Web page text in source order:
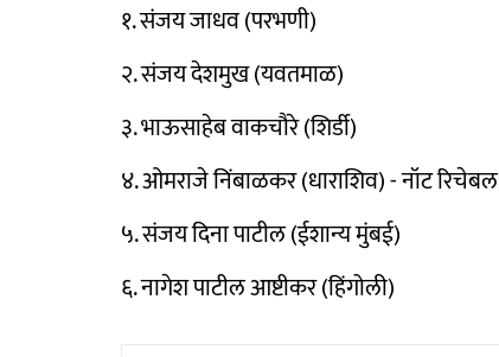
१. संजय जाधव (परभणी)
२. संजय देशमुख (यवतमाळ)
३. भाऊसाहेब वाकचौरे (शिर्डी)
४. ओमराजे निंबाळकर (धाराशिव) - नॉट रिचेबल
५. संजय दिना पाटील (ईशान्य मुंबई)
६. नागेश पाटील आष्टीकर (हिंगोली)